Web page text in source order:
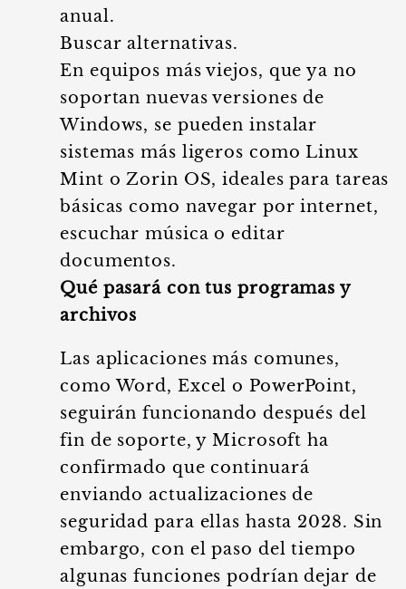
anual.
Buscar alternativas.
En equipos más viejos, que ya no
soportan nuevas versiones de
Windows, se pueden instalar
sistemas más ligeros como Linux
Mint o Zorin OS, ideales para tareas
básicas como navegar por internet,
escuchar música o editar
documentos.
Qué pasará con tus programas y
archivos
Las aplicaciones más comunes,
como Word, Excel o PowerPoint,
seguirán funcionando después del
fin de soporte, y Microsoft ha
confirmado que continuará
enviando actualizaciones de
seguridad para ellas hasta 2028. Sin
embargo, con el paso del tiempo
algunas funciones podrían dejar de